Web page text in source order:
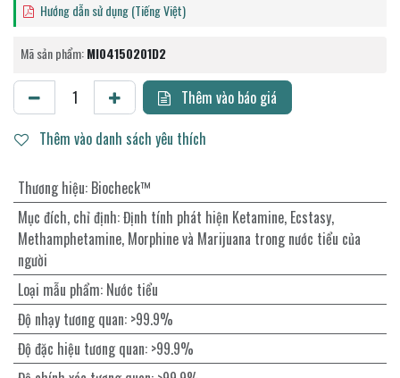
Hướng dẫn sử dụng (Tiếng Việt)
Mã sản phẩm:MI04150201D2
Thêm vào báo giá
Thêm vào danh sách yêu thích
Thương hiệu: Biocheck™
Mục đích, chỉ định:Định tính phát hiện Ketamine, Ecstasy,
Methamphetamine, Morphine và Marijuana trong nước tiểu của
người
Loại mẫu phẩm: Nước tiểu
Độ nhạy tương quan: >99.9%
Độ đặc hiệu tương quan: >99.9%